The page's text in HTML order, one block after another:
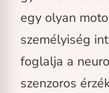
egy olyan
személyiség
foglalja a
szenzoros